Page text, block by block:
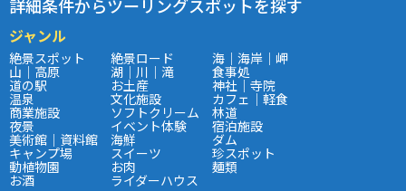
詳細条件からツーリングスポットを探す
ジャンル
絶景スポット 絶景ロード 海｜海岸｜岬
山｜高原 湖｜川｜滝 食事処
道の駅 お土産 神社｜寺院
温泉 文化施設 カフェ｜軽食
商業施設 ソフトクリーム 林道
夜景 イベント体験 宿泊施設
美術館｜資料館 海鮮 ダム
キャンプ場 スイーツ 珍スポット
動植物園 お肉 麺類
お酒 ライダーハウス